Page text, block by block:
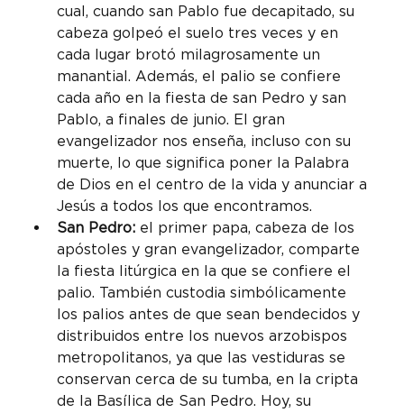
cual, cuando san Pablo fue decapitado, su
cabeza golpeó el suelo tres veces y en
cada lugar brotó milagrosamente un
manantial. Además, el palio se confiere
cada año en la fiesta de san Pedro y san
Pablo, a finales de junio. El gran
evangelizador nos enseña, incluso con su
muerte, lo que significa poner la Palabra
de Dios en el centro de la vida y anunciar a
Jesús a todos los que encontramos.
San Pedro: el primer papa, cabeza de los
apóstoles y gran evangelizador, comparte
la fiesta litúrgica en la que se confiere el
palio. También custodia simbólicamente
los palios antes de que sean bendecidos y
distribuidos entre los nuevos arzobispos
metropolitanos, ya que las vestiduras se
conservan cerca de su tumba, en la cripta
de la Basílica de San Pedro. Hoy, su